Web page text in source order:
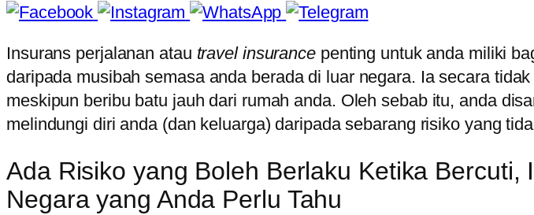
Insurans perjalanan atau travel insurancepenting untuk anda miliki
daripada musibah semasa anda berada di luar negara. Ia secara
meskipun beribu batu jauh dari rumah anda. Oleh sebab itu, anda
melindungi diri anda (dan keluarga) daripada sebarang risiko yang
Ada Risiko yang Boleh Berlaku Ketika
Negara yang Anda Perlu Tahu